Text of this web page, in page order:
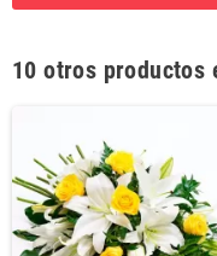
10 otros productos